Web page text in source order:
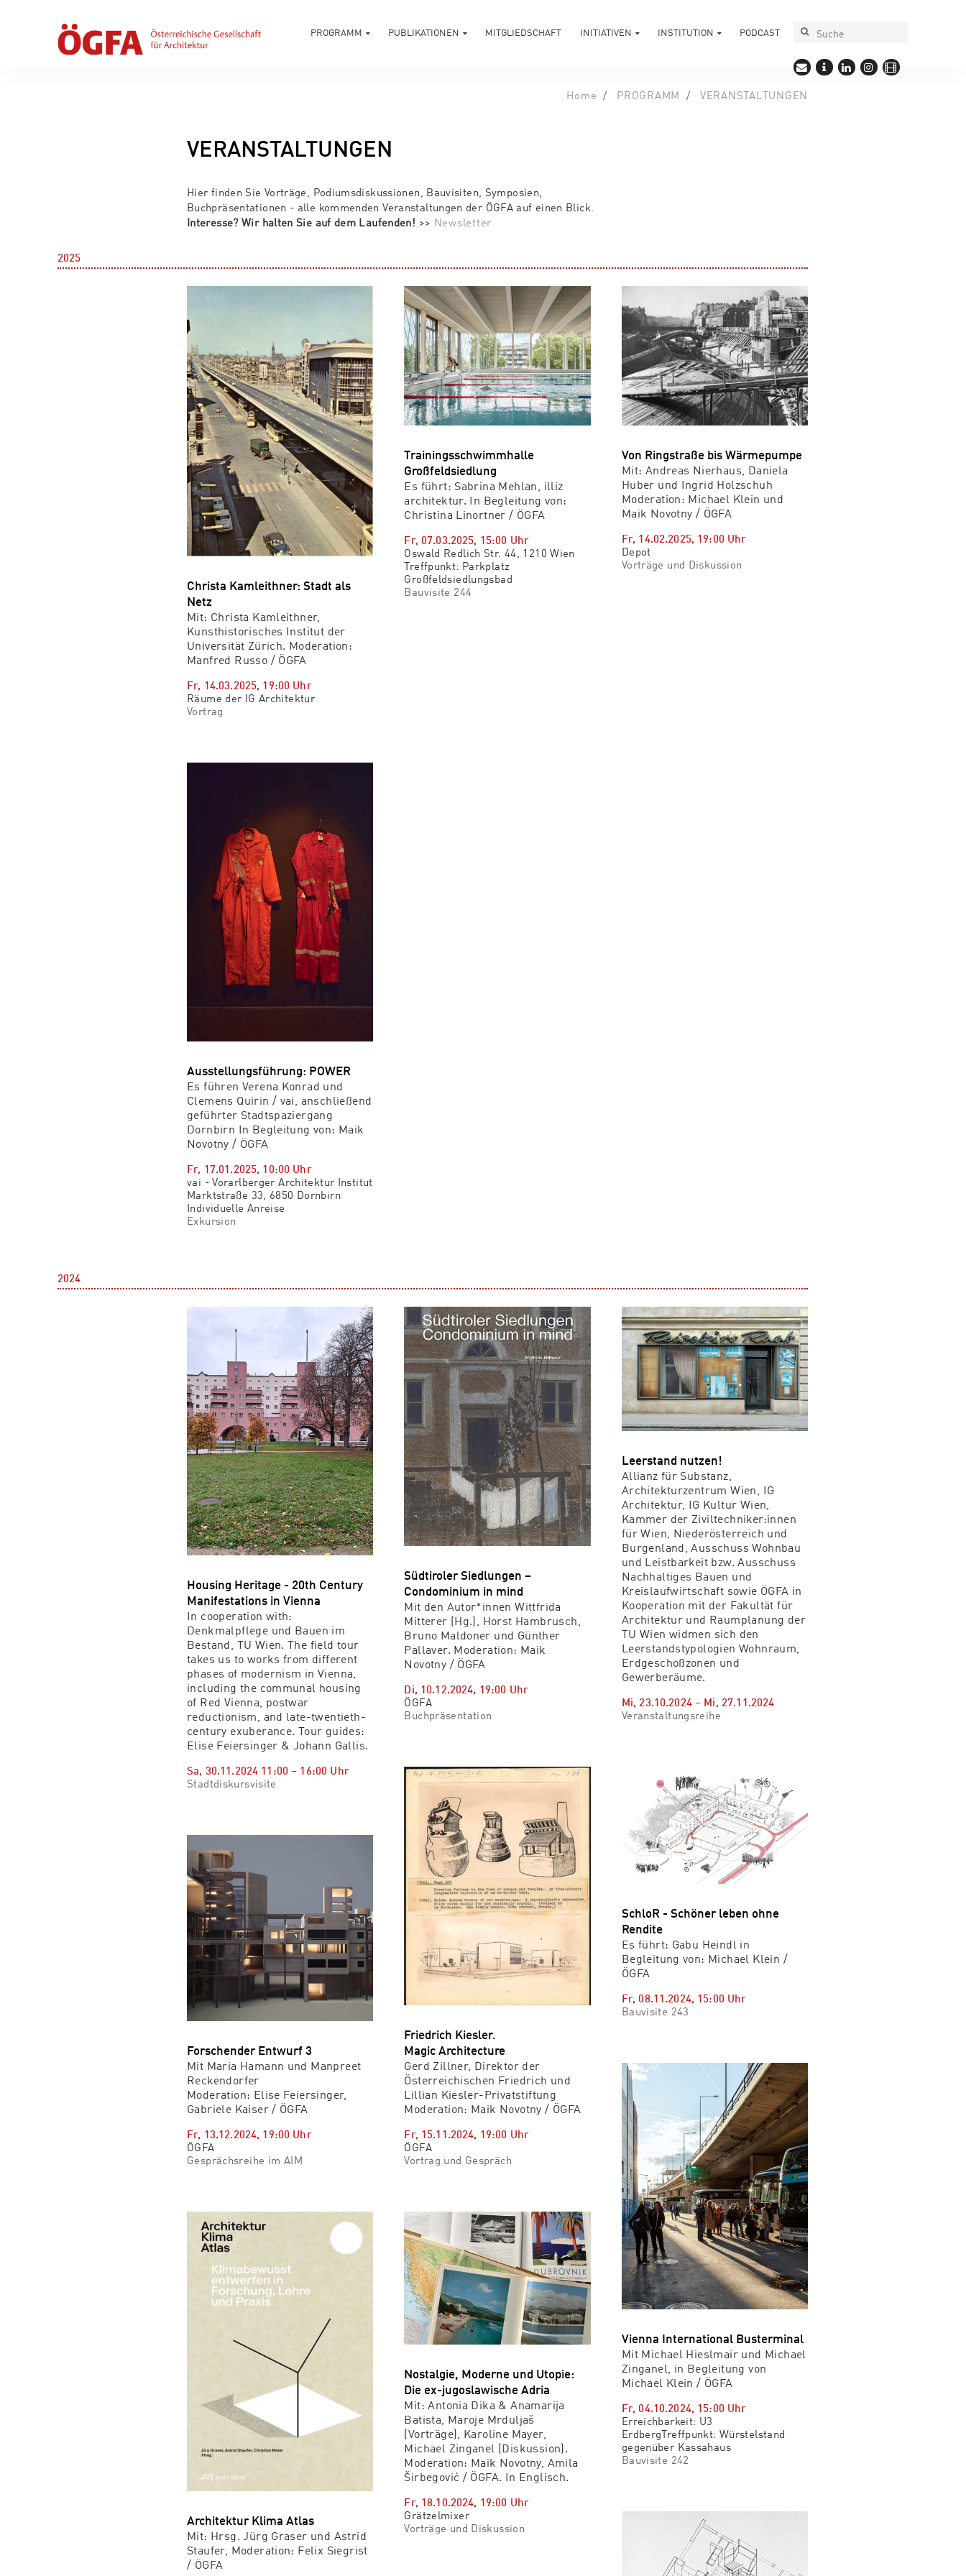
PROGRAMM PUBLIKATIONEN MITGLIEDSCHAFT INITIATIVEN INSTITUTION PODCAST
Home PROGRAMM VERANSTALTUNGEN
VERANSTALTUNGEN
Hier finden Sie Vorträge, Podiumsdiskussionen, Bauvisiten, Symposien,
Buchpräsentationen - alle kommenden Veranstaltungen der ÖGFA auf einen Blick.
Interesse? Wir halten Sie auf dem Laufenden! >> Newsletter
2025
Christa Kamleithner: Stadt als
Netz
Mit: Christa Kamleithner,
Kunsthistorisches Institut der
Universität Zürich. Moderation:
Manfred Russo / ÖGFA
Fr, 14.03.2025, 19:00 Uhr
Räume der IG Architektur
Vortrag
Trainingsschwimmhalle
Großfeldsiedlung
Es führt: Sabrina Mehlan, illiz
architektur. In Begleitung von:
Christina Linortner / ÖGFA
Fr, 07.03.2025, 15:00 Uhr
Oswald Redlich Str. 44, 1210 Wien
Treffpunkt: Parkplatz
Großfeldsiedlungsbad
Bauvisite 244
Von Ringstraße bis Wärmepumpe
Mit: Andreas Nierhaus, Daniela
Huber und Ingrid Holzschuh
Moderation: Michael Klein und
Maik Novotny / ÖGFA
Fr, 14.02.2025, 19:00 Uhr
Depot
Vorträge und Diskussion
Ausstellungsführung: POWER
Es führen Verena Konrad und
Clemens Quirin / vai, anschließend
geführter Stadtspaziergang
Dornbirn In Begleitung von: Maik
Novotny / ÖGFA
Fr, 17.01.2025, 10:00 Uhr
vai - Vorarlberger Architektur Institut
Marktstraße 33, 6850 Dornbirn
Individuelle Anreise
Exkursion
2024
Housing Heritage - 20th Century
Manifestations in Vienna
In cooperation with:
Denkmalpflege und Bauen im
Bestand, TU Wien. The field tour
takes us to works from different
phases of modernism in Vienna,
including the communal housing
of Red Vienna, postwar
reductionism, and late-twentieth-
century exuberance. Tour guides:
Elise Feiersinger & Johann Gallis.
Sa, 30.11.2024 11:00 – 16:00 Uhr
Stadtdiskursvisite
Südtiroler Siedlungen –
Condominium in mind
Mit den Autor*innen Wittfrida
Mitterer (Hg.), Horst Hambrusch,
Bruno Maldoner und Günther
Pallaver. Moderation: Maik
Novotny / ÖGFA
Di, 10.12.2024, 19:00 Uhr
ÖGFA
Buchpräsentation
Leerstand nutzen!
Allianz für Substanz,
Architekturzentrum Wien, IG
Architektur, IG Kultur Wien,
Kammer der Ziviltechniker:innen
für Wien, Niederösterreich und
Burgenland, Ausschuss Wohnbau
und Leistbarkeit bzw. Ausschuss
Nachhaltiges Bauen und
Kreislaufwirtschaft sowie ÖGFA in
Kooperation mit der Fakultät für
Architektur und Raumplanung der
TU Wien widmen sich den
Leerstandstypologien Wohnraum,
Erdgeschoßzonen und
Gewerberäume.
Mi, 23.10.2024– Mi, 27.11.2024
Veranstaltungsreihe
Forschender Entwurf 3
Mit Maria Hamann und Manpreet
Reckendorfer
Moderation: Elise Feiersinger,
Gabriele Kaiser / ÖGFA
Fr, 13.12.2024, 19:00 Uhr
ÖGFA
Gesprächsreihe im AIM
Friedrich Kiesler.
Magic Architecture
Gerd Zillner, Direktor der
Österreichischen Friedrich und
Lillian Kiesler-Privatstiftung
Moderation: Maik Novotny / ÖGFA
Fr, 15.11.2024, 19:00 Uhr
ÖGFA
Vortrag und Gespräch
SchloR - Schöner leben ohne
Rendite
Es führt: Gabu Heindl in
Begleitung von: Michael Klein /
ÖGFA
Fr, 08.11.2024, 15:00 Uhr
Bauvisite 243
Architektur Klima Atlas
Mit: Hrsg. Jürg Graser und Astrid
Staufer, Moderation: Felix Siegrist
/ ÖGFA
Nostalgie, Moderne und Utopie:
Die ex-jugoslawische Adria
Mit: Antonia Dika & Anamarija
Batista, Maroje Mrduljaš
(Vorträge), Karoline Mayer,
Michael Zinganel (Diskussion).
Moderation: Maik Novotny, Amila
Širbegović / ÖGFA. In Englisch.
Fr, 18.10.2024, 19:00 Uhr
Grätzelmixer
Vorträge und Diskussion
Vienna International Busterminal
Mit Michael Hieslmair und Michael
Zinganel, in Begleitung von
Michael Klein / ÖGFA
Fr, 04.10.2024, 15:00 Uhr
Erreichbarkeit: U3
ErdbergTreffpunkt: Würstelstand
gegenüber Kassahaus
Bauvisite 242